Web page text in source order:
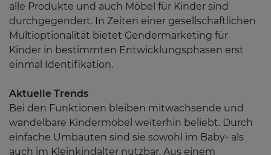
alle Produkte und auch Möbel für Kinder sind
durchgegendert. In Zeiten einer gesellschaftlichen
Multioptionalität bietet Gendermarketing für
Kinder in bestimmten Entwicklungsphasen erst
einmal Identifikation.
Aktuelle Trends
Bei den Funktionen bleiben mitwachsende und
wandelbare Kindermöbel weiterhin beliebt. Durch
einfache Umbauten sind sie sowohl im Baby- als
auch im Kleinkindalter nutzbar. Aus einem